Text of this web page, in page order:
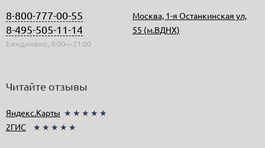
8-800-777-00-55
8-495-505-11-14
Ежедневно, 9:00—21:00
Москва, 1-я Останкинская ул,
55 (м.ВДНХ)
Читайте отзывы
Яндекс.Карты ★★★★★
2ГИС
★★★★★